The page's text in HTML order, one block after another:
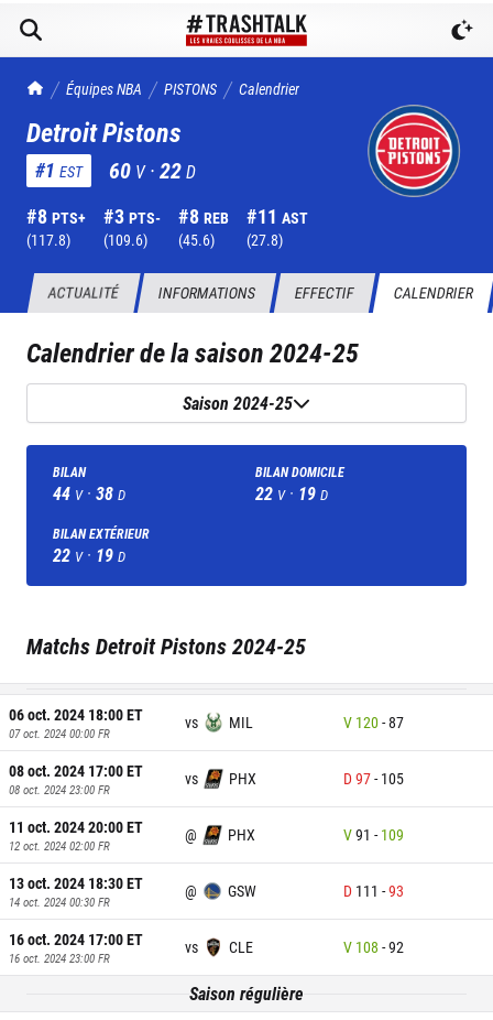
TrashTalk Actu NBA
Équipes NBA PISTONS Calendrier
Detroit Pistons
#1 EST 60 V ·22D
#8 PTS+
(117.8)
#3 PTS-
(109.6)
#8 REB
(45.6)
#11 AST
(27.8)
ACTUALITÉ INFORMATIONS EFFECTIF CALENDRIER
Calendrier de la saison2024-25
Saison 2024-25
BILAN
44 V · 38 D
BILAN DOMICILE
22 V · 19 D
BILAN EXTÉRIEUR
22 V · 19 D
MatchsDetroit Pistons2024-25
06 oct. 2024 18:00ET
07 oct. 2024 00:00 FR
vs MIL V 120-87
08 oct. 2024 17:00ET
08 oct. 2024 23:00 FR
vs PHX D 97- 105
11 oct. 2024 20:00ET
12 oct. 2024 02:00 FR
@ PHX V91 - 109
13 oct. 2024 18:30ET
14 oct. 2024 00:30 FR
@ GSW D 111 -93
16 oct. 2024 17:00ET
16 oct. 2024 23:00 FR
vs CLE V 108 -92
Saison régulière